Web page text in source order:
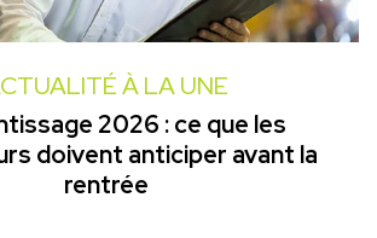
À LA UNE
2026 : ce que les
doivent anticiper avant la
rentrée